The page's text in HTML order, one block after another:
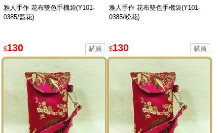
雅人手作 花布雙色手機袋(Y101-
0385/藍花)
$130
雅人手作 花布雙色手機袋(Y101-
0385/粉花)
$130